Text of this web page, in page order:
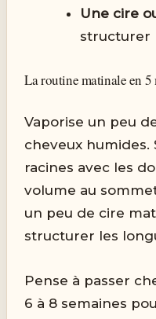
Une cire
structurer
La routine matinale en 5
Vaporise un peu
cheveux
racines avec les
volume au
un peu de cire
structurer les
Pense à passer
6 à 8 semaines